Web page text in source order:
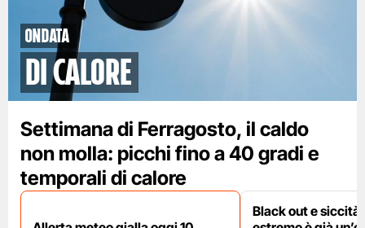
ondata
di calore
Settimana di Ferragosto, il caldo
non molla: picchi fino a 40 gradi e
temporali di calore
Black out e